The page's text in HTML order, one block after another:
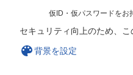
仮ID・仮パスワードをお
セキュリティ向上のため、こ
背景を設定